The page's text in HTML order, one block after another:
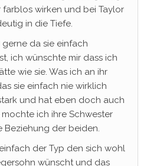
wirken und bei Taylor
in die Tiefe.
da sie einfach
ich wünschte mir dass ich
wie sie. Was ich an ihr
sie einfach nie wirklich
und hat eben doch auch
ich ihre Schwester
Beziehung der beiden.
der Typ den sich wohl
wünscht und das